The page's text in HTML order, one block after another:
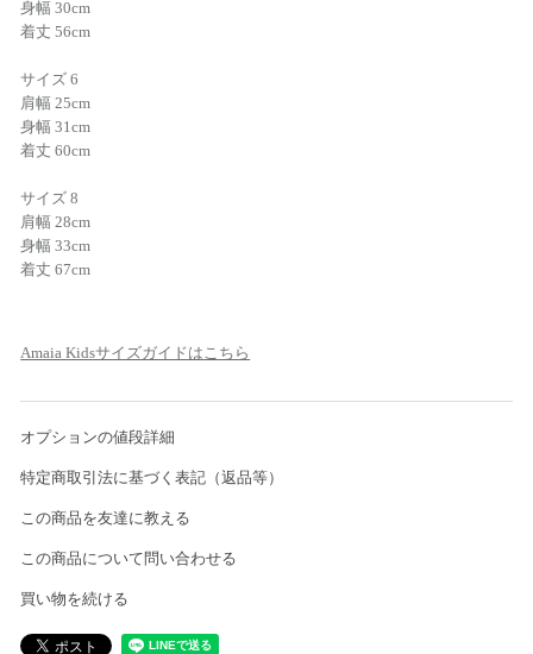
身幅 30cm
着丈 56cm
サイズ 6
肩幅 25cm
身幅 31cm
着丈 60cm
サイズ 8
肩幅 28cm
身幅 33cm
着丈 67cm
Amaia Kidsサイズガイドはこちら
オプションの値段詳細
特定商取引法に基づく表記（返品等）
この商品を友達に教える
この商品について問い合わせる
買い物を続ける